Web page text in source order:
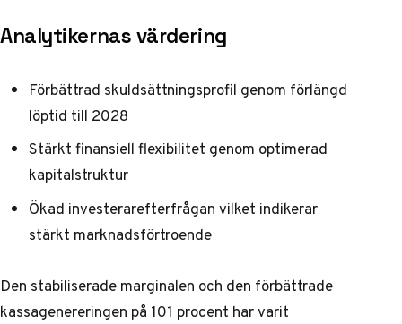
Analytikernas värdering
Förbättrad skuldsättningsprofil genom förlängd
löptid till 2028
Stärkt finansiell flexibilitet genom optimerad
kapitalstruktur
Ökad investerarefterfrågan vilket indikerar
stärkt marknadsförtroende
Den stabiliserade marginalen och den förbättrade
kassagenereringen på 101 procent har varit